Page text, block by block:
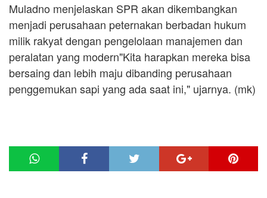
Muladno menjelaskan SPR akan dikembangkan
menjadi perusahaan peternakan berbadan hukum
milik rakyat dengan pengelolaan manajemen dan
peralatan yang modern"Kita harapkan mereka bisa
bersaing dan lebih maju dibanding perusahaan
penggemukan sapi yang ada saat ini," ujarnya. (mk)